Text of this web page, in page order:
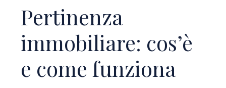
Pertinenza
immobiliare: cos’è
e come funziona